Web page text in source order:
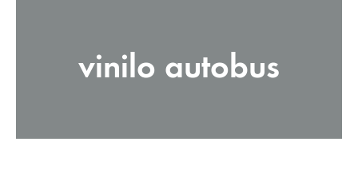
vinilo autobus